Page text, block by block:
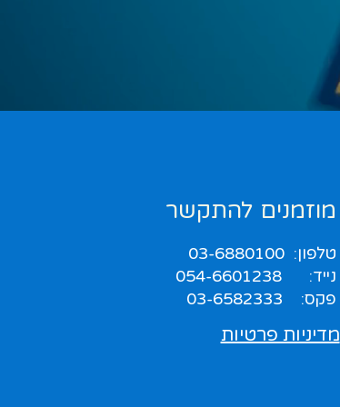
מוזמנים להתקשר
טלפון:03-6880100
נייד:054-6601238
פקס: 03-6582333
מדיניות פרטיות